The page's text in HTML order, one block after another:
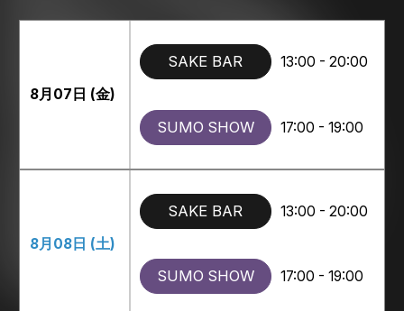
8月07日 (金)
SAKE BAR 13:00 - 20:00
SUMO SHOW 17:00 - 19:00
8月08日 (土)
SAKE BAR 13:00 - 20:00
SUMO SHOW 17:00 - 19:00